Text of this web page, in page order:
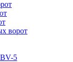
ворот
5